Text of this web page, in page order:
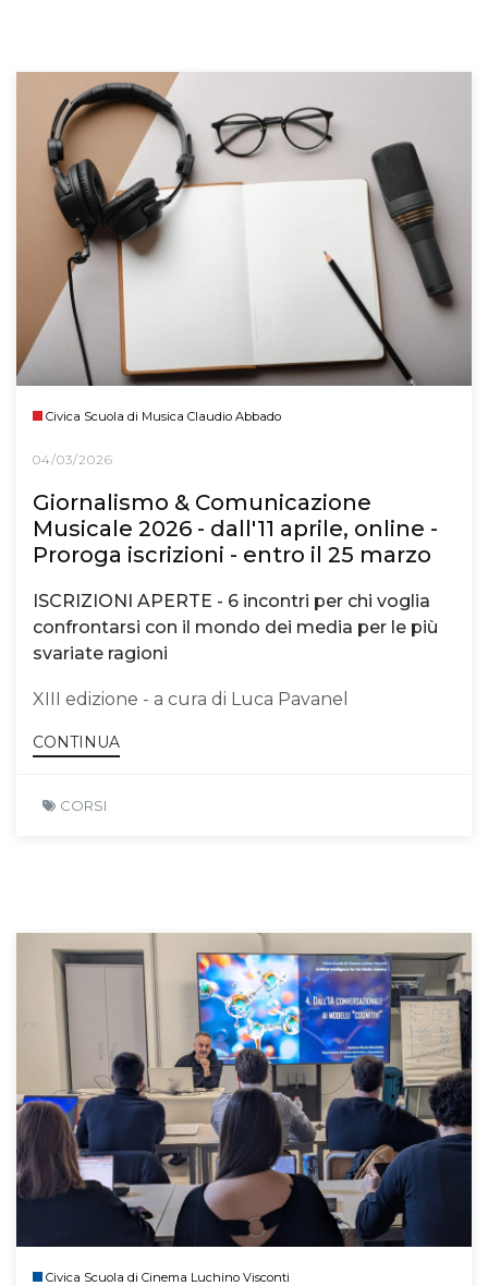
Civica Scuola di Musica Claudio Abbado
04/03/2026
Giornalismo & Comunicazione
Musicale 2026 - dall'11 aprile, online -
Proroga iscrizioni - entro il 25 marzo
ISCRIZIONI APERTE - 6 incontri per chi voglia
confrontarsi con il mondo dei media per le più
svariate ragioni
XIII edizione - a cura di Luca Pavanel
CONTINUA
CORSI
Civica Scuola di Cinema Luchino Visconti